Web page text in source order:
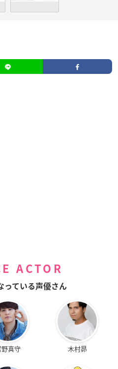
ACTOR
っている声優さん
野真守 木村昴